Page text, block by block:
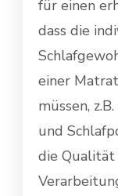
für einen
dass die
einer
müssen,
und
die